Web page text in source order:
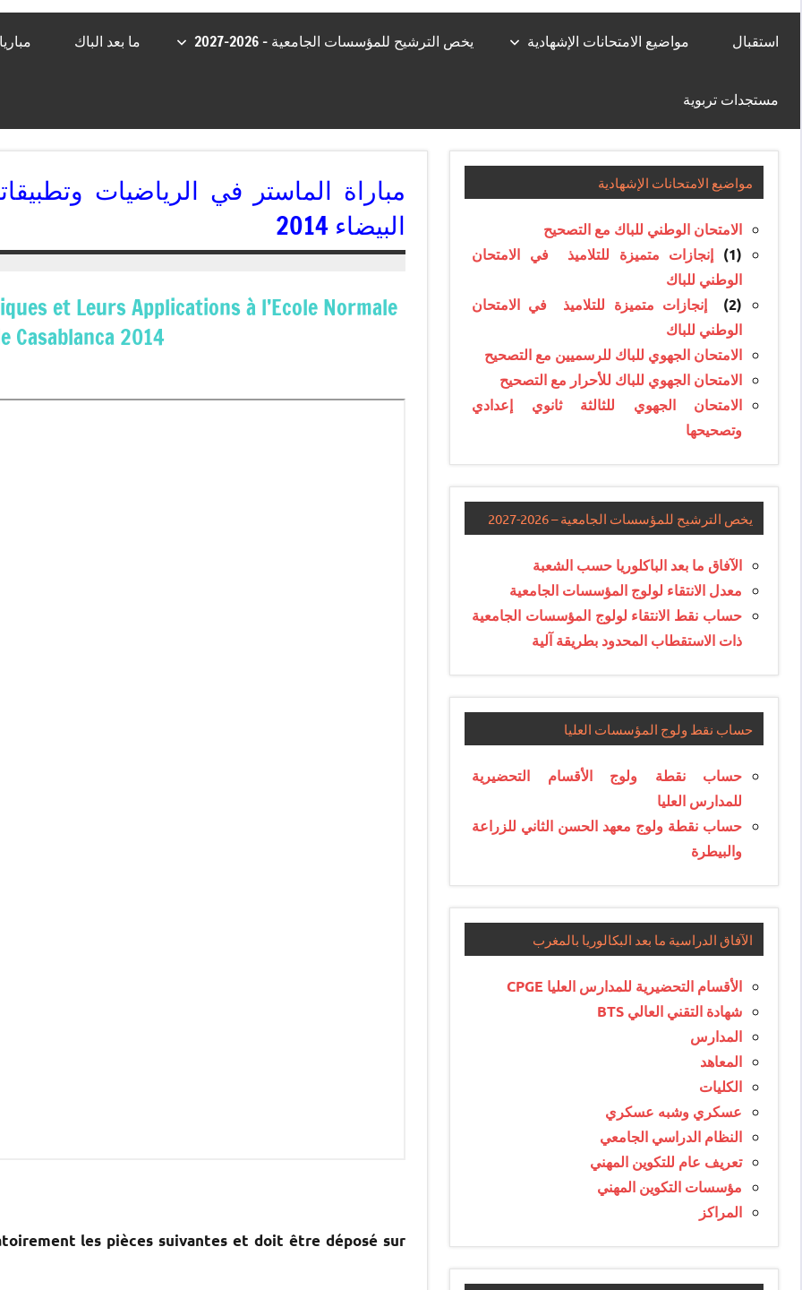
استقبال مواضيع الامتحانات الإشهادية يخص الترشيح للمؤسسات الجامعية – 2026-2027 ما بعد الباك
مستجدات تربوية
مباراة الماستر في الرياضيات
البيضاء 2014
et Leurs Applications à l’Ecole Normale
Casablanca 2014
les pièces suivantes et doit être déposé sur
مواضيع الامتحانات الإشهادية
الامتحان الوطني للباك مع التصحيح
(1)
إنجازات متميزة للتلاميذ في الامتحان
الوطني للباك
(2)
إنجازات متميزة للتلاميذ في الامتحان
الوطني للباك
الامتحان الجهوي للباك للرسميين مع التصحيح
الامتحان الجهوي للباك للأحرار مع التصحيح
الامتحان الجهوي للثالثة ثانوي إعدادي
وتصحيحها
يخص الترشيح للمؤسسات الجامعية – 2026-2027
الآفاق ما بعد الباكلوريا حسب الشعبة
معدل الانتقاء لولوج المؤسسات الجامعية
حساب نقط الانتقاء لولوج المؤسسات الجامعية
ذات الاستقطاب المحدود بطريقة آلية
حساب نقط ولوج المؤسسات العليا
حساب نقطة ولوج الأقسام التحضيرية
للمدارس العليا
حساب نقطة ولوج معهد الحسن الثاني للزراعة
والبيطرة
الآفاق الدراسية ما بعد البكالوريا بالمغرب
الأقسام التحضيرية للمدارس العليا CPGE
شهادة التقني العالي BTS
المدارس
المعاهد
الكليات
عسكري وشبه عسكري
النظام الدراسي الجامعي
تعريف عام للتكوين المهني
مؤسسات التكوين المهني
المراكز